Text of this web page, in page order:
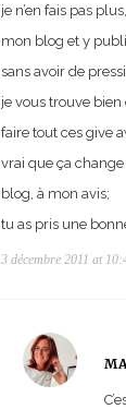
je n’en fais pas
mon blog et y
sans avoir de
je vous trouve
faire tout ces give
vrai que ça
blog, à mon avis;
tu as pris une
3 décembre 2011 at